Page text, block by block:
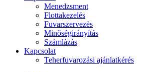
Menedzsment
Flottakezelés
Fuvarszervezès
Minőségirányítás
Számlàzàs
Kapcsolat
Teherfuvarozási ajánlatkérés